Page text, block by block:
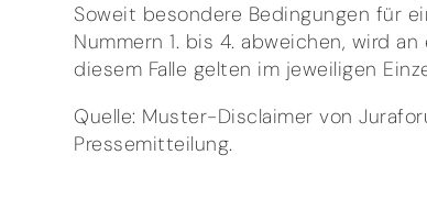
Soweit besondere Bedingungen für
Nummern 1. bis 4. abweichen, wird
diesem Falle gelten im jeweiligen
Quelle: Muster-Disclaimer von
Pressemitteilung.